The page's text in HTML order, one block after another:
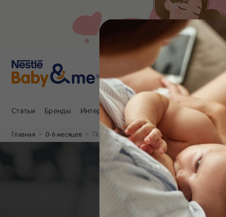
Статьи Бренды Интернет-магазин Клуб Nestlé Baby&me
Главная 0-6 месяцев Психология родительства